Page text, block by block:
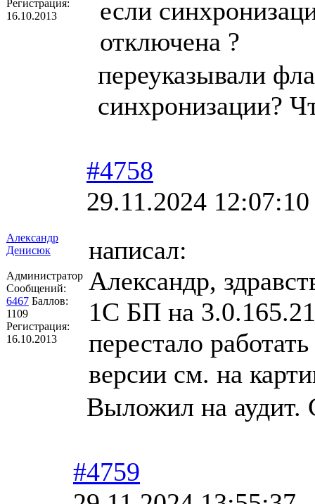
Регистрация:
16.10.2013
если
отключена ?
переуказывали
синхронизации?
Александр
Денисюк
Администратор
Сообщений:
6467 Баллов:
1109
Регистрация:
16.10.2013
#4758
29.11.2024 12:07:10
написал:
Александр,
1С БП на
перестало
версии см. на
Выложил на аудит.
#4759